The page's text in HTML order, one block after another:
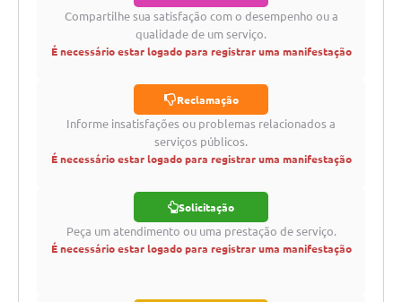
Compartilhe sua satisfação com o desempenho ou a
qualidade de um serviço.
É necessário estar logado para registrar uma manifestação
Reclamação
Informe insatisfações ou problemas relacionados a
serviços públicos.
É necessário estar logado para registrar uma manifestação
Solicitação
Peça um atendimento ou uma prestação de serviço.
É necessário estar logado para registrar uma manifestação